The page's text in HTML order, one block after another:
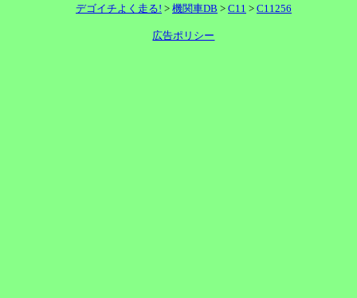
デゴイチよく走る! > 機関車DB > C11 > C11256
広告ポリシー